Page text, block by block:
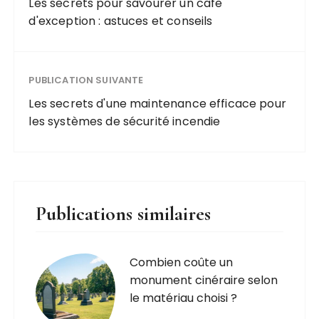
d'exception : astuces et conseils
PUBLICATION SUIVANTE
Les secrets d'une maintenance efficace pour
les systèmes de sécurité incendie
Publications similaires
Combien coûte un
monument cinéraire selon
le matériau choisi ?